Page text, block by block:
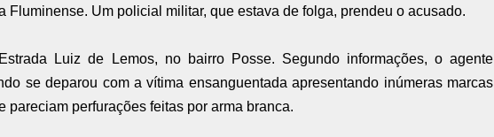
Fluminense. Um policial militar, que estava de folga, prendeu o acusado.
Luiz de Lemos, no bairro Posse. Segundo informações, o agente
se deparou com a vítima ensanguentada apresentando inúmeras marcas
pareciam perfurações feitas por arma branca.